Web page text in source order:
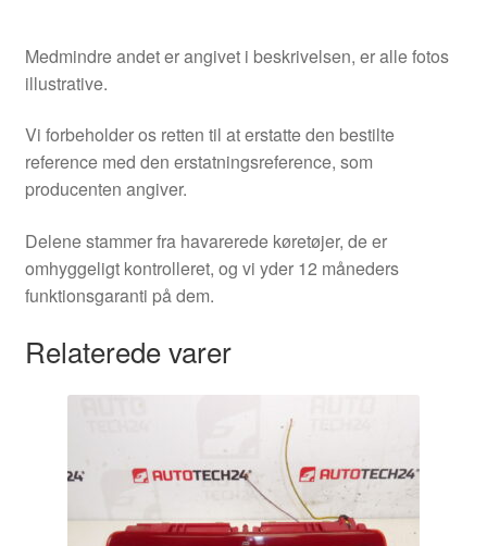
Medmindre andet er angivet i beskrivelsen, er alle fotos
illustrative.
Vi forbeholder os retten til at erstatte den bestilte
reference med den erstatningsreference, som
producenten angiver.
Delene stammer fra havarerede køretøjer, de er
omhyggeligt kontrolleret, og vi yder 12 måneders
funktionsgaranti på dem.
Relaterede varer